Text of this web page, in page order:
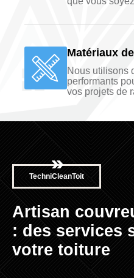
Matériaux
Nous utilisons
performants
vos projets de
TechniCleanToit
Artisan
: des services
votre toiture